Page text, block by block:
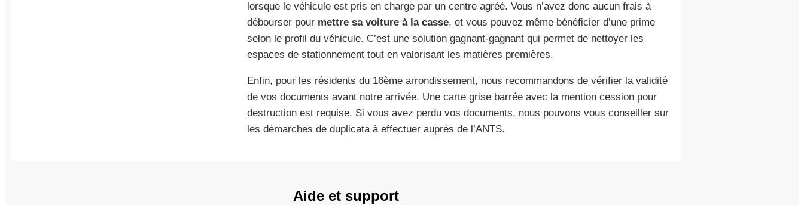
lorsque le véhicule est pris en charge par un centre agréé. Vous n’avez donc aucun frais à
débourser pour mettre sa voiture à la casse, et vous pouvez même bénéficier d’une prime
selon le profil du véhicule. C’est une solution gagnant-gagnant qui permet de nettoyer les
espaces de stationnement tout en valorisant les matières premières.
Enfin, pour les résidents du 16ème arrondissement, nous recommandons de vérifier la validité
de vos documents avant notre arrivée. Une carte grise barrée avec la mention cession pour
destruction est requise. Si vous avez perdu vos documents, nous pouvons vous conseiller sur
les démarches de duplicata à effectuer auprès de l’ANTS.
Aide et support